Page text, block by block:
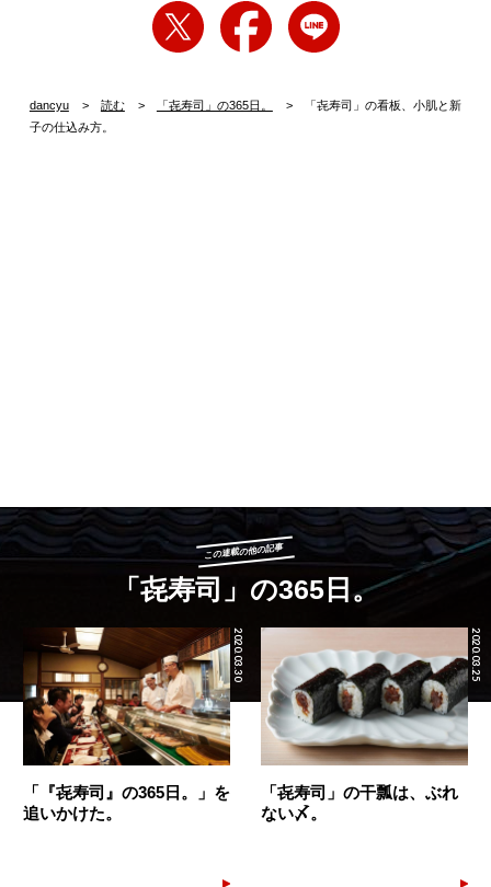
dancyu 読む 「㐂寿司」の365日。
「㐂寿司」の看板、小肌と新
子の仕込み方。
この連載の他の記事
「㐂寿司」の365日。
2020.03.30
「『㐂寿司』の365日。」を
追いかけた。
2020.03.25
「㐂寿司」の干瓢は、ぶれ
ない〆。